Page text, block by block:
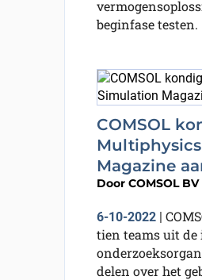
beginfase testen.
COMSOL
Magazine
Door COMSOL BV
6-10-2022|
tien teams uit de
delen over het